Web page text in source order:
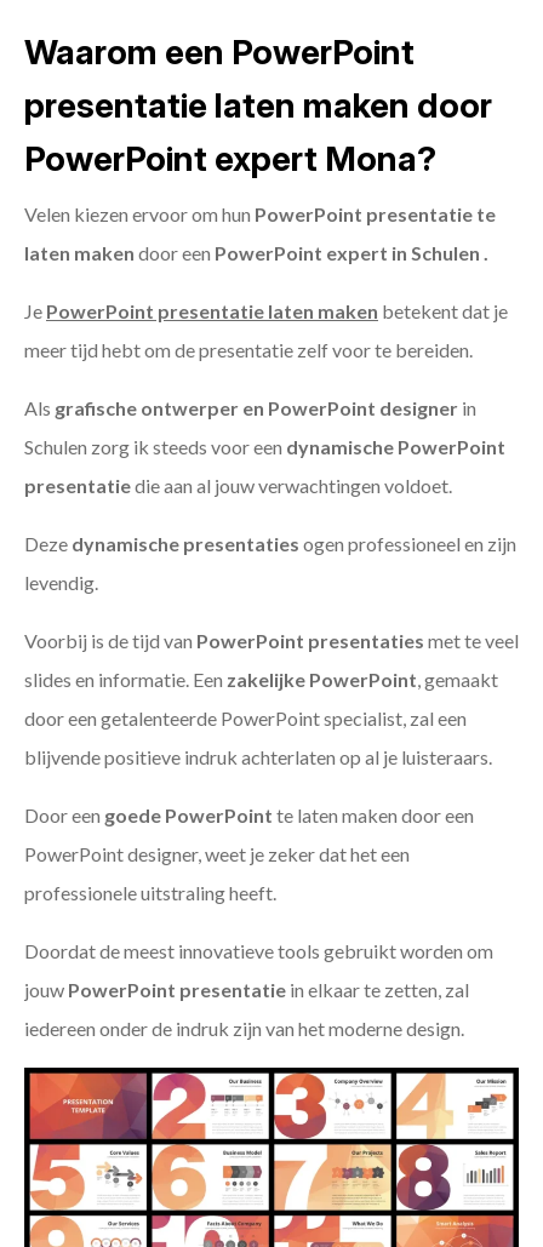
Waarom een PowerPoint
presentatie laten maken door
PowerPoint expert Mona?
Velen kiezen ervoor om hun PowerPoint presentatie te
laten maken door een PowerPoint expert in Schulen .
Je PowerPoint presentatie laten maken betekent dat je
meer tijd hebt om de presentatie zelf voor te bereiden.
Als grafische ontwerper en PowerPoint designer in
Schulen zorg ik steeds voor een dynamische PowerPoint
presentatiedie aan al jouw verwachtingen voldoet.
Deze dynamische presentaties ogen professioneel en zijn
levendig.
Voorbij is de tijd van PowerPoint presentaties met te veel
slides en informatie. Een zakelijke PowerPoint, gemaakt
door een getalenteerde PowerPoint specialist, zal een
blijvende positieve indruk achterlaten op al je luisteraars.
Door een goede PowerPoint te laten maken door een
PowerPoint designer, weet je zeker dat het een
professionele uitstraling heeft.
Doordat de meest innovatieve tools gebruikt worden om
jouw PowerPoint presentatie in elkaar te zetten, zal
iedereen onder de indruk zijn van het moderne design.